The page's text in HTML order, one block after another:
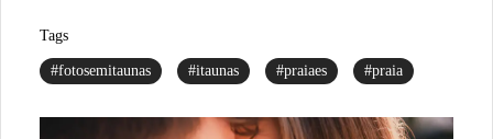
Tags
#fotosemitaunas #itaunas #praiaes #praia